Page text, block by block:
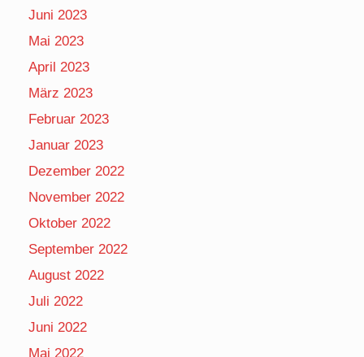
Juni 2023
Mai 2023
April 2023
März 2023
Februar 2023
Januar 2023
Dezember 2022
November 2022
Oktober 2022
September 2022
August 2022
Juli 2022
Juni 2022
Mai 2022